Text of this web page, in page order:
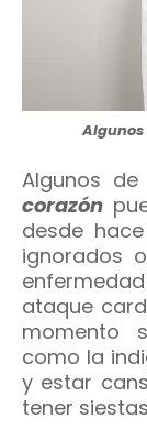
Algunos de
corazón
desde
ignorados
ataque
momento
como la
y estar
tener